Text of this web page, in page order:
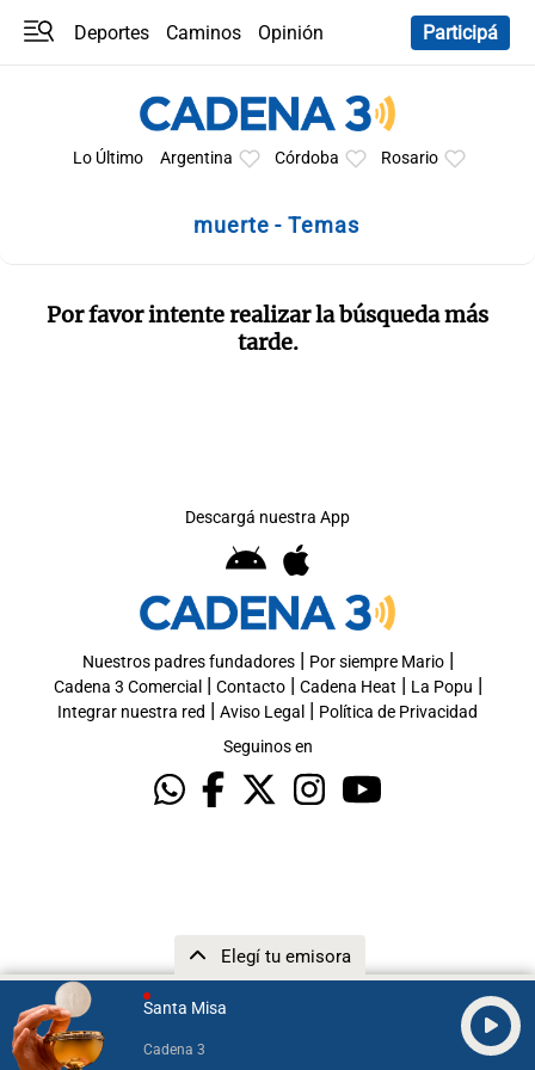
Santa Misa
Cadena 3
Elegí tu emisora
Deportes Caminos
Opinión
Participá
Lo Último Argentina Córdoba Rosario
muerte - Temas
Por favor intente realizar la búsqueda más
tarde.
Descargá nuestra App
Nuestros padres fundadores| Por siempre Mario|
Cadena 3 Comercial | Contacto| Cadena Heat | La Popu |
Integrar nuestra red | Aviso Legal | Política de Privacidad
Seguinos en